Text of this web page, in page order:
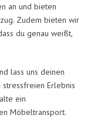
an und bieten
Zudem bieten wir
du genau weißt,
lass uns deinen
Erlebnis
ein
Möbeltransport.